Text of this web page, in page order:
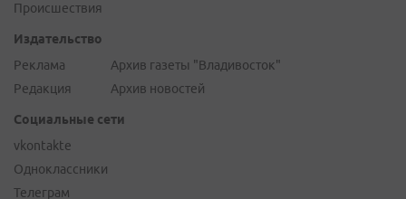
Происшествия
Издательство
Реклама
Редакция
Архив газеты "Владивосток"
Архив новостей
Социальные сети
vkontakte
Одноклассники
Телеграм